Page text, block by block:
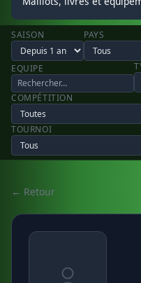
SAISON PAYS
EQUIPE
COMPÉTITION
TOURNOI
← Retour